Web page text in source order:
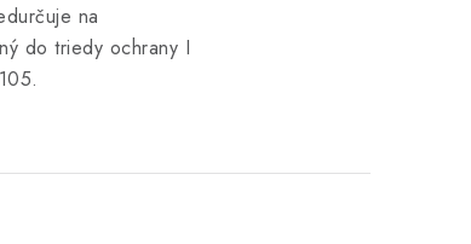
na
do triedy ochrany I